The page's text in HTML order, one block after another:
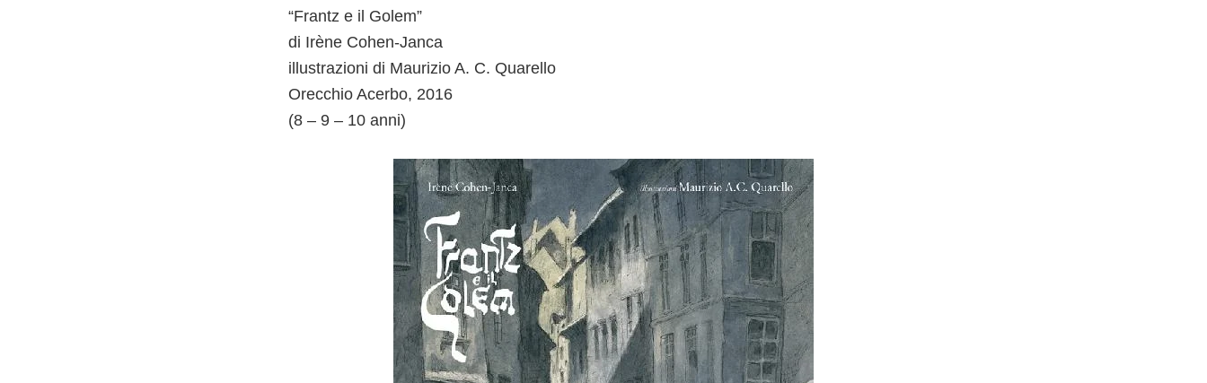
“Frantz e il Golem”
di Irène Cohen-Janca
illustrazioni di Maurizio A. C. Quarello
Orecchio Acerbo, 2016
(8 – 9 – 10 anni)